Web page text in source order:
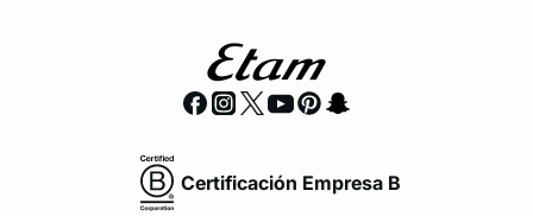
Certificación Empresa B